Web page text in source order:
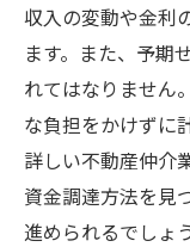
収入の変動や金利
ます。また、予期
れてはなりません
な負担をかけずに
詳しい不動産仲介
資金調達方法を見
進められるでしょう